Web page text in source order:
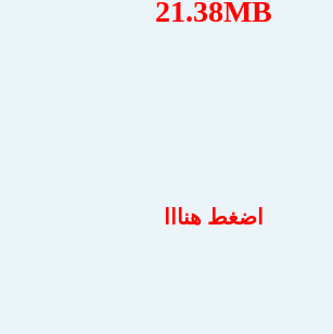
21.38MB
اضغط هنااا